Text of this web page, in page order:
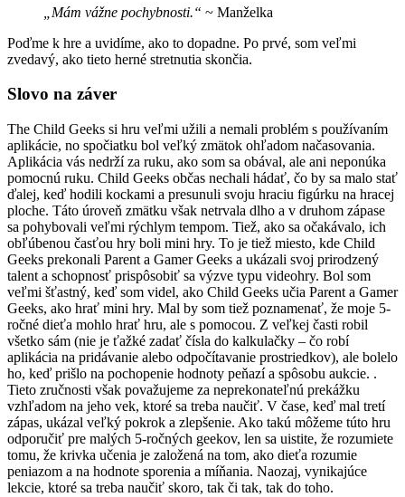
„Mám vážne pochybnosti.“ ~ Manželka
Poďme k hre a uvidíme, ako to dopadne. Po prvé, som veľmi
zvedavý, ako tieto herné stretnutia skončia.
Slovo na záver
The Child Geeks si hru veľmi užili a nemali problém s používaním
aplikácie, no spočiatku bol veľký zmätok ohľadom načasovania.
Aplikácia vás nedrží za ruku, ako som sa obával, ale ani neponúka
pomocnú ruku. Child Geeks občas nechali hádať, čo by sa malo stať
ďalej, keď hodili kockami a presunuli svoju hraciu figúrku na hracej
ploche. Táto úroveň zmätku však netrvala dlho a v druhom zápase
sa pohybovali veľmi rýchlym tempom. Tiež, ako sa očakávalo, ich
obľúbenou časťou hry boli mini hry. To je tiež miesto, kde Child
Geeks prekonali Parent a Gamer Geeks a ukázali svoj prirodzený
talent a schopnosť prispôsobiť sa výzve typu videohry. Bol som
veľmi šťastný, keď som videl, ako Child Geeks učia Parent a Gamer
Geeks, ako hrať mini hry. Mal by som tiež poznamenať, že moje 5-
ročné dieťa mohlo hrať hru, ale s pomocou. Z veľkej časti robil
všetko sám (nie je ťažké zadať čísla do kalkulačky – čo robí
aplikácia na pridávanie alebo odpočítavanie prostriedkov), ale bolelo
ho, keď prišlo na pochopenie hodnoty peňazí a spôsobu aukcie. .
Tieto zručnosti však považujeme za neprekonateľnú prekážku
vzhľadom na jeho vek, ktoré sa treba naučiť. V čase, keď mal tretí
zápas, ukázal veľký pokrok a zlepšenie. Ako takú môžeme túto hru
odporučiť pre malých 5-ročných geekov, len sa uistite, že rozumiete
tomu, že krivka učenia je založená na tom, ako dieťa rozumie
peniazom a na hodnote sporenia a míňania. Naozaj, vynikajúce
lekcie, ktoré sa treba naučiť skoro, tak či tak, tak do toho.